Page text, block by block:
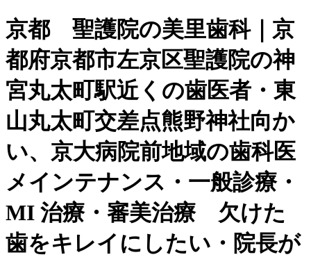
京都 聖護院の美里歯科｜京
都府京都市左京区聖護院の神
宮丸太町駅近くの歯医者・東
山丸太町交差点熊野神社向か
い、京大病院前地域の歯科医
メインテナンス・一般診療・
MI 治療・審美治療 欠けた
歯をキレイにしたい・院長が